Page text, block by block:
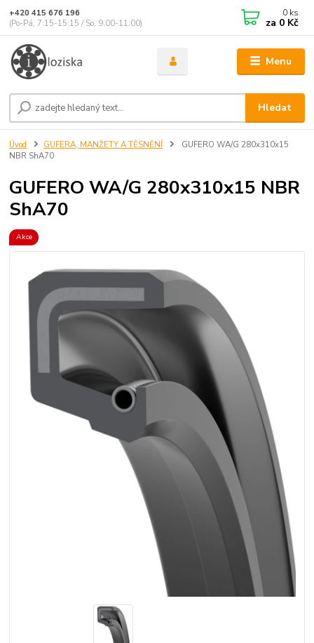
Menu
Hledat
+420 415 676 196
(Po-Pá, 7:15-15:15 / So, 9:00-11:00)
0 ks
za 0 Kč
Úvod GUFERA, MANŽETY A TĚSNĚNÍ
GUFERO WA/G 280x310x15
NBR ShA70
GUFERO WA/G 280x310x15 NBR
ShA70
Akce